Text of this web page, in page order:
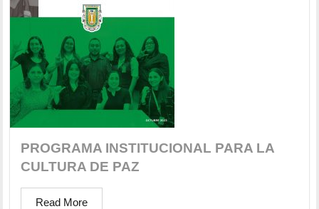
PROGRAMA INSTITUCIONAL PARA LA
CULTURA DE PAZ
Read More